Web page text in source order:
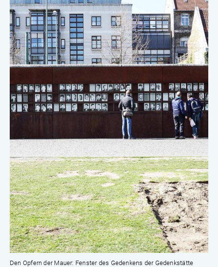
Den Opfern der Mauer: Fenster des Gedenkens der Gedenkstätte